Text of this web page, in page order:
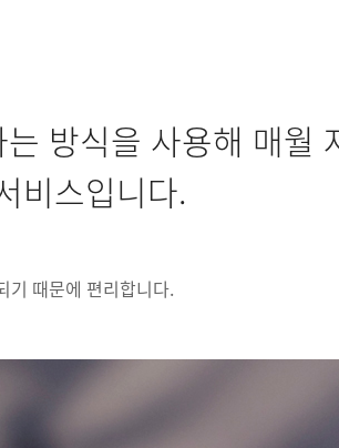
방식을 사용해 매월
비스입니다.
기 때문에 편리합니다.